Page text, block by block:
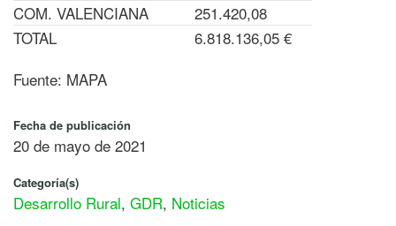
COM. VALENCIANA
251.420,08
TOTAL
6.818.136,05 €
Fuente: MAPA
Fecha de publicación
20 de mayo de 2021
Categoría(s)
Desarrollo Rural, GDR, Noticias